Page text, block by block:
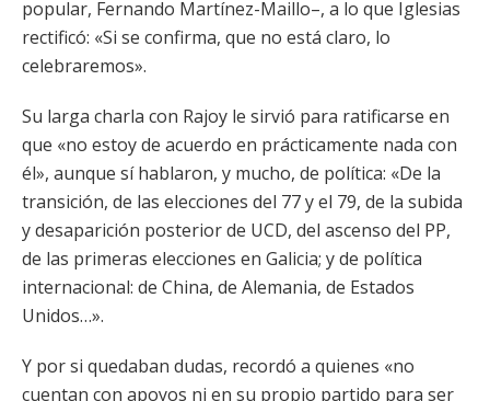
popular, Fernando Martínez-Maillo–, a lo que Iglesias
rectificó: «Si se confirma, que no está claro, lo
celebraremos».
Su larga charla con Rajoy le sirvió para ratificarse en
que «no estoy de acuerdo en prácticamente nada con
él», aunque sí hablaron, y mucho, de política: «De la
transición, de las elecciones del 77 y el 79, de la subida
y desaparición posterior de UCD, del ascenso del PP,
de las primeras elecciones en Galicia; y de política
internacional: de China, de Alemania, de Estados
Unidos…».
Y por si quedaban dudas, recordó a quienes «no
cuentan con apoyos ni en su propio partido para ser